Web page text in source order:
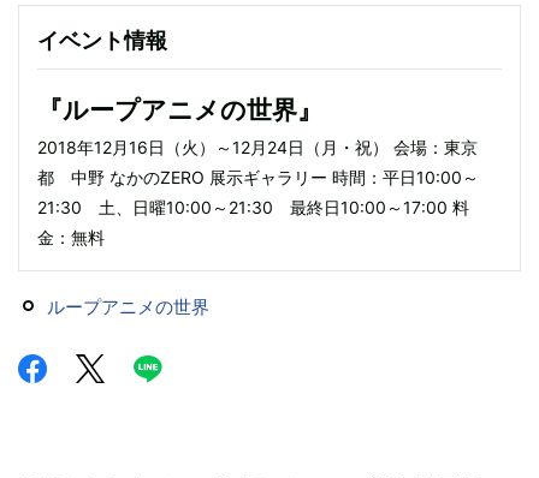
イベント情報
『ループアニメの世界』
2018年12月16日（火）～12月24日（月・祝） 会場：東京
都 中野 なかのZERO 展示ギャラリー 時間：平日10:00～
21:30 土、日曜10:00～21:30 最終日10:00～17:00 料
金：無料
ループアニメの世界